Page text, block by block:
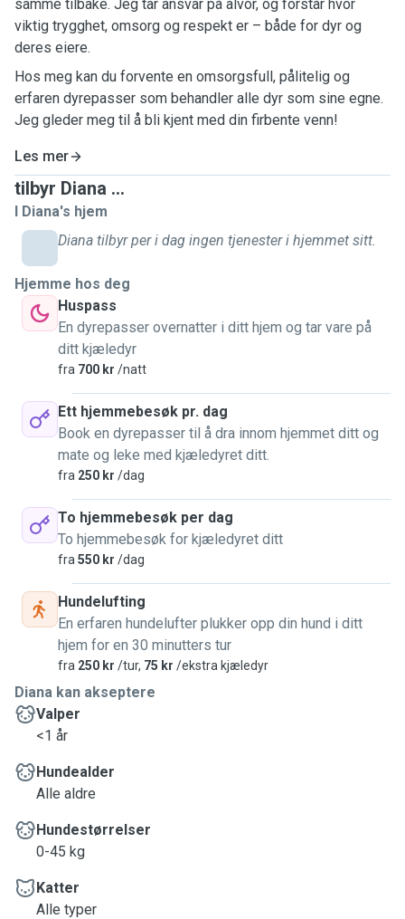
samme tilbake. Jeg tar ansvar på alvor, og forstår hvor
viktig trygghet, omsorg og respekt er – både for dyr og
deres eiere.
Hos meg kan du forvente en omsorgsfull, pålitelig og
erfaren dyrepasser som behandler alle dyr som sine egne.
Jeg gleder meg til å bli kjent med din firbente venn!
Les mer
tilbyr Diana ...
I Diana's hjem
Diana tilbyr per i dag ingen tjenester i hjemmet sitt.
Hjemme hos deg
Huspass
En dyrepasser overnatter i ditt hjem og tar vare på
ditt kjæledyr
fra 700 kr /natt
Ett hjemmebesøk pr. dag
Book en dyrepasser til å dra innom hjemmet ditt og
mate og leke med kjæledyret ditt.
fra 250 kr /dag
To hjemmebesøk per dag
To hjemmebesøk for kjæledyret ditt
fra 550 kr /dag
Hundelufting
En erfaren hundelufter plukker opp din hund i ditt
hjem for en 30 minutters tur
fra 250 kr /tur, 75 kr /ekstra kjæledyr
Diana kan akseptere
Valper
<1 år
Hundealder
Alle aldre
Hundestørrelser
0-45 kg
Katter
Alle typer